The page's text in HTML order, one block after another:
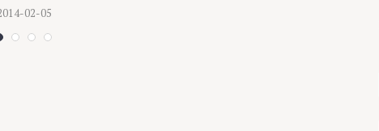
02-05